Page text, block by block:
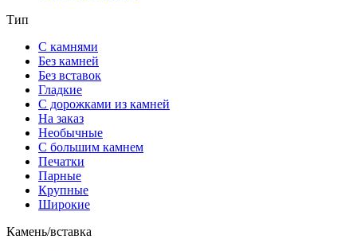
Тип
С камнями
Без камней
Без вставок
Гладкие
С дорожками из камней
На заказ
Необычные
С большим камнем
Печатки
Парные
Крупные
Широкие
Камень/вставка